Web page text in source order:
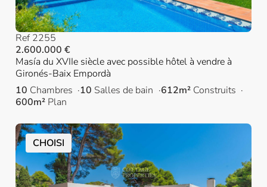
Ref 2255
2.600.000 €
Masía du XVIIe siècle avec possible hôtel à vendre à
Gironés-Baix Empordà
10 Chambres 10 Salles de bain 612m² Construits
600m² Plan
CHOISI